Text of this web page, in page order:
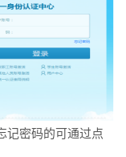
记密码的可通过点